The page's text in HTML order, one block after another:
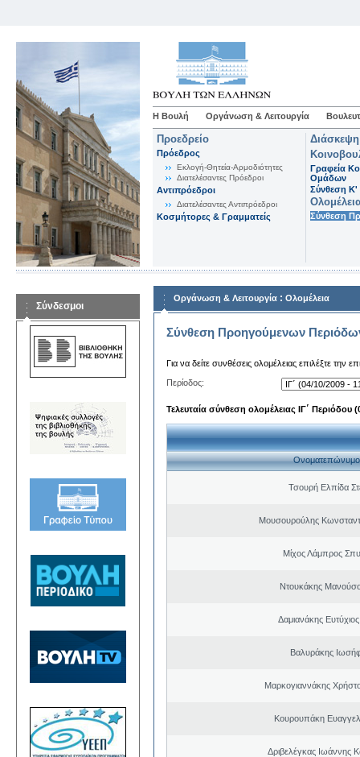
Η Βουλή Οργάνωση & Λειτουργία
Προεδρείο
Πρόεδρος
Εκλογή-Θητεία-Αρμοδιότητες
Διατελέσαντες Πρόεδροι
Αντιπρόεδροι
Διατελέσαντες Αντιπρόεδροι
Κοσμήτορες & Γραμματείς
Γραφεία
Ομάδων
Σύνθεση K'
Σύνθεση
Σύνδεσμοι
Οργάνωση & Λειτουργία : Ολομέλεια
Σύνθεση Προηγούμενων
Για να δείτε συνθέσεις ολομέλειας επιλέξτε την
Περίοδος:
Τελευταία σύνθεση ολομέλειας ΙΓ΄ Περιόδου
Ονοματεπώνυμο
Τσουρή Ελπίδα
Μουσουρούλης
Μίχος Λάμπρος
Ντουκάκης
Δαμιανάκης
Βαλυράκης
Μαρκογιαννάκης
Κουρουπάκη
Δριβελέγκας Ιωάννης